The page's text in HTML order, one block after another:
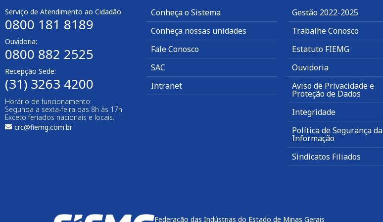
Serviço de Atendimento ao Cidadão:
0800 181 8189
Ouvidoria:
0800 882 2525
Recepção Sede:
(31) 3263 4200
Horário de funcionamento:
Segunda a sexta-feira das 8h às 17h
Exceto feriados nacionais e locais.
crc@fiemg.com.br
Conheça o Sistema
Conheça nossas unidades
Fale Conosco
SAC
Intranet
Gestão 2022-2025
Trabalhe Conosco
Estatuto FIEMG
Ouvidoria
Aviso de Privacidade e
Proteção de Dados
Integridade
Política de Segurança da
Informação
Sindicatos Filiados
Federação das Indústrias do Estado de Minas Gerais